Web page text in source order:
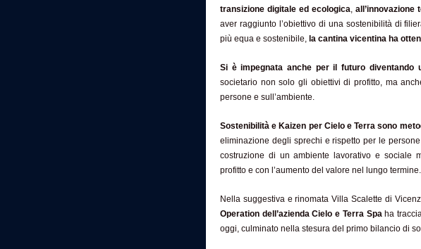
transizione digitale ed ecologica,
aver raggiunto l’obiettivo di una sostenibilità di
più equa e sostenibile, la cantina vicentina ha
Si è impegnata anche per il futuro diventando
societario non solo gli obiettivi di profitto, ma
persone e sull’ambiente.
Sostenibilità e Kaizen per Cielo e Terra sono
eliminazione degli sprechi e rispetto per le
costruzione di un ambiente lavorativo e sociale
profitto e con l’aumento del valore nel lungo termine.
Nella suggestiva e rinomata Villa Scalette di
Operation dell’azienda Cielo e Terra Spaha
oggi, culminato nella stesura del primo bilancio di